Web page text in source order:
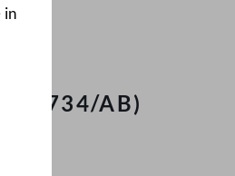
inAB
(6734/AB)